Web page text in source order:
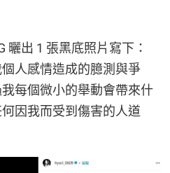
曬出 1 張黑底照片寫下：
個人感情造成的臆測與爭
每個微小的舉動會帶來什
因我而受到傷害的人道